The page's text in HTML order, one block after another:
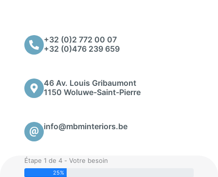
+32 (0)2 772 00 07
+32 (0)476 239 659
46 Av. Louis Gribaumont
1150 Woluwe-Saint-Pierre
info@mbminteriors.be
Étape 1 de 4 - Votre besoin
25%